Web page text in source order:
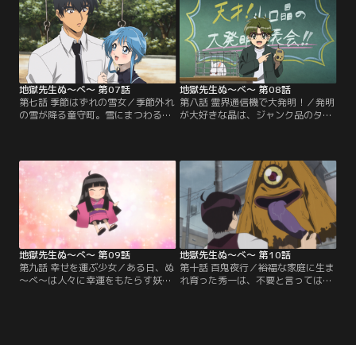
斬ってきた呪われた妖刀・はたもん
ばの罠だった。罪人としてつけ狙わ
れ、凶刃に追われる克也と愛美は必
死の思いで鵺野に助けを求める
が…！？
れる」----恐怖は周囲に伝染し、童
守小は大パニック。だが鵺野はまこ
とに「てけてけは作り話、今後いっ
さい考えるな！」と声を荒らげ…。
地獄先生ぬ～べ～ 第07話
第七話 季節はずれの雪女／季節外れ
の雪が降る童守町。雪にまつわる記
野と交わした約束を果たしにやって
きたのだという。モテない担任教師
にやってきた恋の予感に湧く生徒た
ちだったが、突如ゆきめの様子が一
変。雪女の本性を表して……。
地獄先生ぬ～べ～ 第08話
第八話 霊界通信機で大発明！／発明
が大好きな晶は、ジャンク品のタブ
にはなぜか霊の気配が宿り始める。
ついには「死んだ命を蘇らせる」と
言い出し周囲は困惑。異変に気付い
た鵺野が真相を探ると、タブレット
の中から現れたのは…！？
地獄先生ぬ～べ～ 第09話
第九話 幸せを運ぶ少女／ある日、ぬ
～べ～は人々に幸運をもたらす妖怪
地獄先生ぬ～べ～ 第10話
第十話 百鬼夜行／裕福な家庭に生ま
れ育った秀一は、不要と言っては物